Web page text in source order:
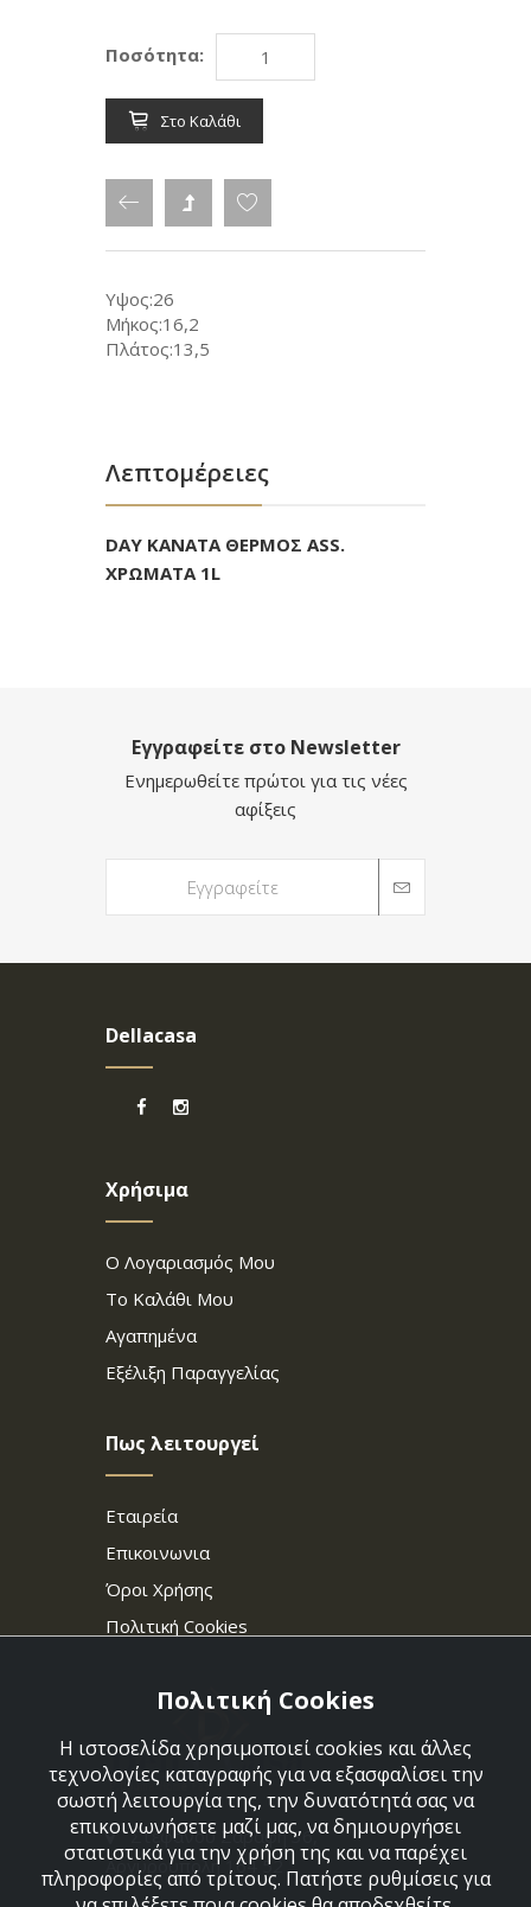
Ποσότητα:
Στο Καλάθι
Υψος:26
Μήκος:16,2
Πλάτος:13,5
Λεπτομέρειες
DAY ΚΑΝΑΤΑ ΘΕΡΜΟΣ ASS.
ΧΡΩΜΑΤΑ 1L
Εγγραφείτε στο Newsletter
Ενημερωθείτε πρώτοι για τις νέες
αφίξεις
Dellacasa
Χρήσιμα
Ο Λογαριασμός Μου
Το Καλάθι Μου
Αγαπημένα
Εξέλιξη Παραγγελίας
Πως λειτουργεί
Εταιρεία
Επικοινωνια
Όροι Χρήσης
Πολιτική Cookies
Στεφάνου Σαράφη 36,
Αργυρούπολη 164 52
Πολιτική Cookies
Η ιστοσελίδα χρησιμοποιεί cookies και άλλες
τεχνολογίες καταγραφής για να εξασφαλίσει την
σωστή λειτουργία της, την δυνατότητά σας να
επικοινωνήσετε μαζί μας, να δημιουργήσει
στατιστικά για την χρήση της και να παρέχει
πληροφορίες από τρίτους. Πατήστε ρυθμίσεις για